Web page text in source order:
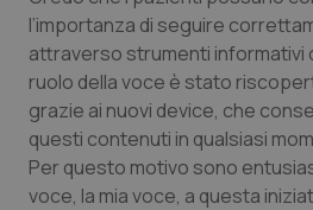
Rene & patologie
Salute orale & impianti
Sangue & coagulazione
l’importanza di seguire
attraverso strumenti informativi
ruolo della voce è stato
grazie ai nuovi device, che
questi contenuti in qualsiasi
Per questo motivo sono
voce, la mia voce, a questa